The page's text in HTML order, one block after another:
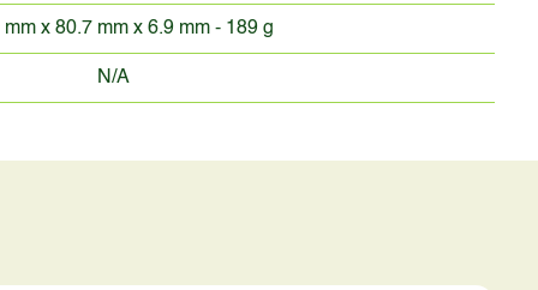
mm x 80.7 mm x 6.9 mm - 189 g
N/A